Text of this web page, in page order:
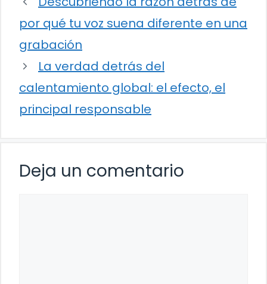
por qué tu voz suena diferente en una
grabación
La verdad detrás del
calentamiento global: el efecto, el
principal responsable
Deja un comentario